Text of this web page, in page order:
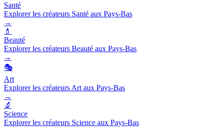
Santé
Explorer les créateurs Santé aux Pays-Bas
→
💄
Beauté
Explorer les créateurs Beauté aux Pays-Bas
→
🎭
Art
Explorer les créateurs Art aux Pays-Bas
→
🔬
Science
Explorer les créateurs Science aux Pays-Bas